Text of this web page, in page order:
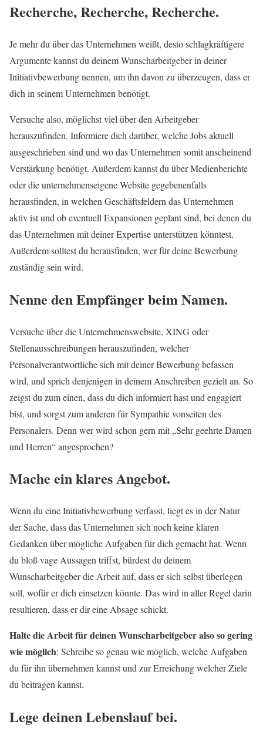
Recherche, Recherche, Recherche.
Je mehr du über das Unternehmen weißt, desto schlagkräftigere
Argumente kannst du deinem Wunscharbeitgeber in deiner
Initiativbewerbung nennen, um ihn davon zu überzeugen, dass er
dich in seinem Unternehmen benötigt.
Versuche also, möglichst viel über den Arbeitgeber
herauszufinden. Informiere dich darüber, welche Jobs aktuell
ausgeschrieben sind und wo das Unternehmen somit anscheinend
Verstärkung benötigt. Außerdem kannst du über Medienberichte
oder die unternehmenseigene Website gegebenenfalls
herausfinden, in welchen Geschäftsfeldern das Unternehmen
aktiv ist und ob eventuell Expansionen geplant sind, bei denen du
das Unternehmen mit deiner Expertise unterstützen könntest.
Außerdem solltest du herausfinden, wer für deine Bewerbung
zuständig sein wird.
Nenne den Empfänger beim Namen.
Versuche über die Unternehmenswebsite, XING oder
Stellenausschreibungen herauszufinden, welcher
Personalverantwortliche sich mit deiner Bewerbung befassen
wird, und sprich denjenigen in deinem Anschreiben gezielt an. So
zeigst du zum einen, dass du dich informiert hast und engagiert
bist, und sorgst zum anderen für Sympathie vonseiten des
Personalers. Denn wer wird schon gern mit „Sehr geehrte Damen
und Herren“ angesprochen?
Mache einklares Angebot.
Wenn du eine Initiativbewerbung verfasst, liegt es in der Natur
der Sache, dass das Unternehmen sich noch keine klaren
Gedanken über mögliche Aufgaben für dich gemacht hat. Wenn
du bloß vage Aussagen triffst, bürdest du deinem
Wunscharbeitgeber die Arbeit auf, dass er sich selbst überlegen
soll, wofür er dich einsetzen könnte. Das wird in aller Regel darin
resultieren, dass er dir eine Absage schickt.
Halte die Arbeit für deinen Wunscharbeitgeber also so gering
wie möglich: Schreibe so genau wie möglich, welche Aufgaben
du für ihn übernehmen kannst und zur Erreichung welcher Ziele
du beitragen kannst.
Lege deinenLebenslaufbei.